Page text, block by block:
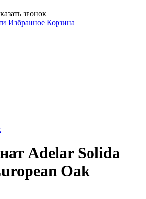
звонок
Избранное Корзина
Adelar Solida
Oak